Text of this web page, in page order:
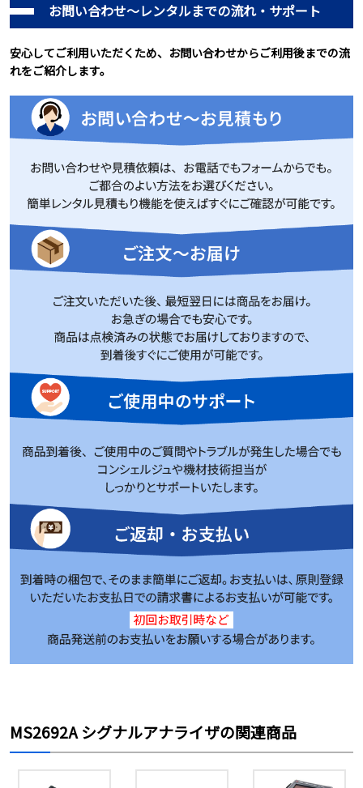
お問い合わせ～レンタルまでの流れ・サポート
安心してご利用いただくため、お問い合わせからご利用後までの流
れをご紹介します。
MS2692A シグナルアナライザの関連商品